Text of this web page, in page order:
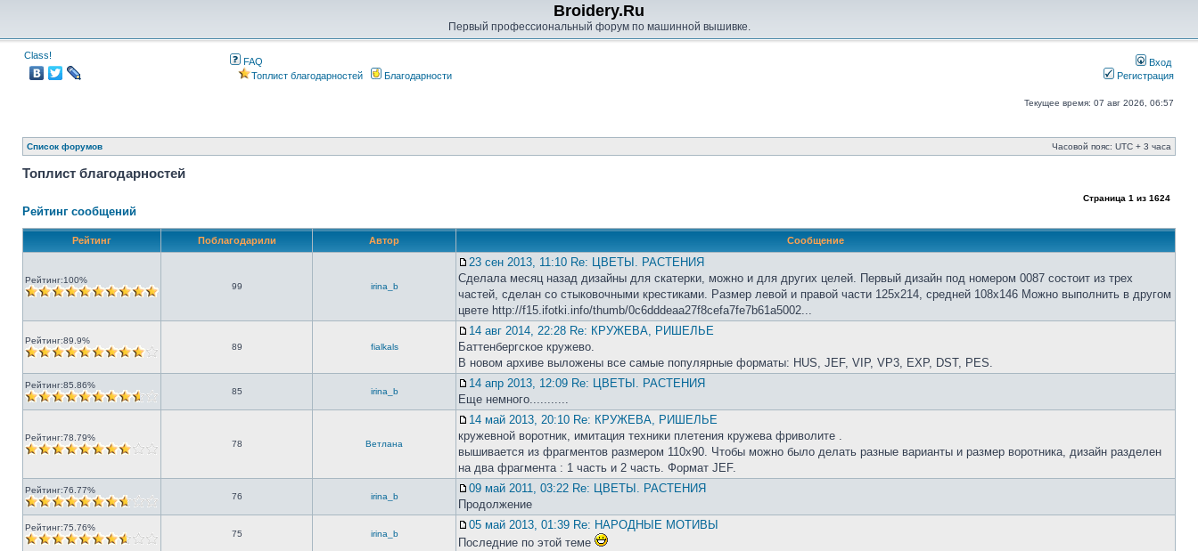
Broidery.Ru
Первый профессиональный форум по машинной вышивке.
Class!
FAQ
Топлист благодарностей
Благодарности
Вход
Регистрация
Текущее время: 07 авг 2026, 06:57
Список форумов Часовой пояс: UTC + 3 часа
Топлист благодарностей
Страница 1 из 1624
Рейтинг сообщений
Рейтинг Поблагодарили Автор Сообщение
Рейтинг:100%
99 irina_b
23 сен 2013, 11:10 Re: ЦВЕТЫ. РАСТЕНИЯ
Сделала месяц назад дизайны для скатерки, можно и для других целей. Первый дизайн под номером 0087 состоит из трех
частей, сделан со стыковочными крестиками. Размер левой и правой части 125х214, средней 108х146 Можно выполнить в другом
цвете http://f15.ifotki.info/thumb/0c6dddeaa27f8cefa7fe7b61a5002...
Рейтинг:89.9%
89 fialkals
14 авг 2014, 22:28 Re: КРУЖЕВА, РИШЕЛЬЕ
Баттенбергское кружево.
В новом архиве выложены все самые популярные форматы: HUS, JEF, VIP, VP3, EXP, DST, PES.
Рейтинг:85.86%
85 irina_b
14 апр 2013, 12:09 Re: ЦВЕТЫ. РАСТЕНИЯ
Еще немного...........
Рейтинг:78.79%
78 Ветлана
14 май 2013, 20:10 Re: КРУЖЕВА, РИШЕЛЬЕ
кружевной воротник, имитация техники плетения кружева фриволите .
вышивается из фрагментов размером 110х90. Чтобы можно было делать разные варианты и размер воротника, дизайн разделен
на два фрагмента : 1 часть и 2 часть. Формат JEF.
Рейтинг:76.77%
76 irina_b
09 май 2011, 03:22 Re: ЦВЕТЫ. РАСТЕНИЯ
Продолжение
Рейтинг:75.76%
75 irina_b
05 май 2013, 01:39 Re: НАРОДНЫЕ МОТИВЫ
Последние по этой теме